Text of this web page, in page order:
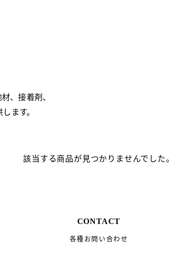
、接着剤、
ます。
該当する商品が見つかりませんでした。
CONTACT
各種お問い合わせ